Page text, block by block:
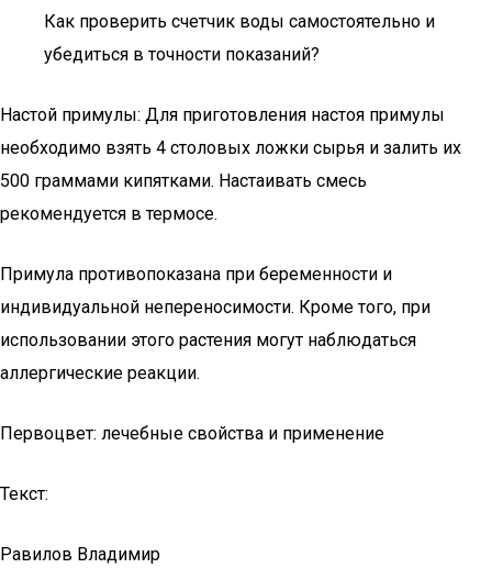
Как проверить счетчик воды самостоятельно и
убедиться в точности показаний?
Настой примулы: Для приготовления настоя примулы
необходимо взять 4 столовых ложки сырья и залить их
500 граммами кипятками. Настаивать смесь
рекомендуется в термосе.
Примула противопоказана при беременности и
индивидуальной непереносимости. Кроме того, при
использовании этого растения могут наблюдаться
аллергические реакции.
Первоцвет: лечебные свойства и применение
Текст:
Равилов Владимир